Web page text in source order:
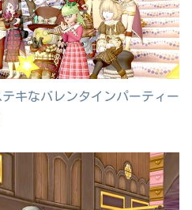
キなバレンタインパーティー